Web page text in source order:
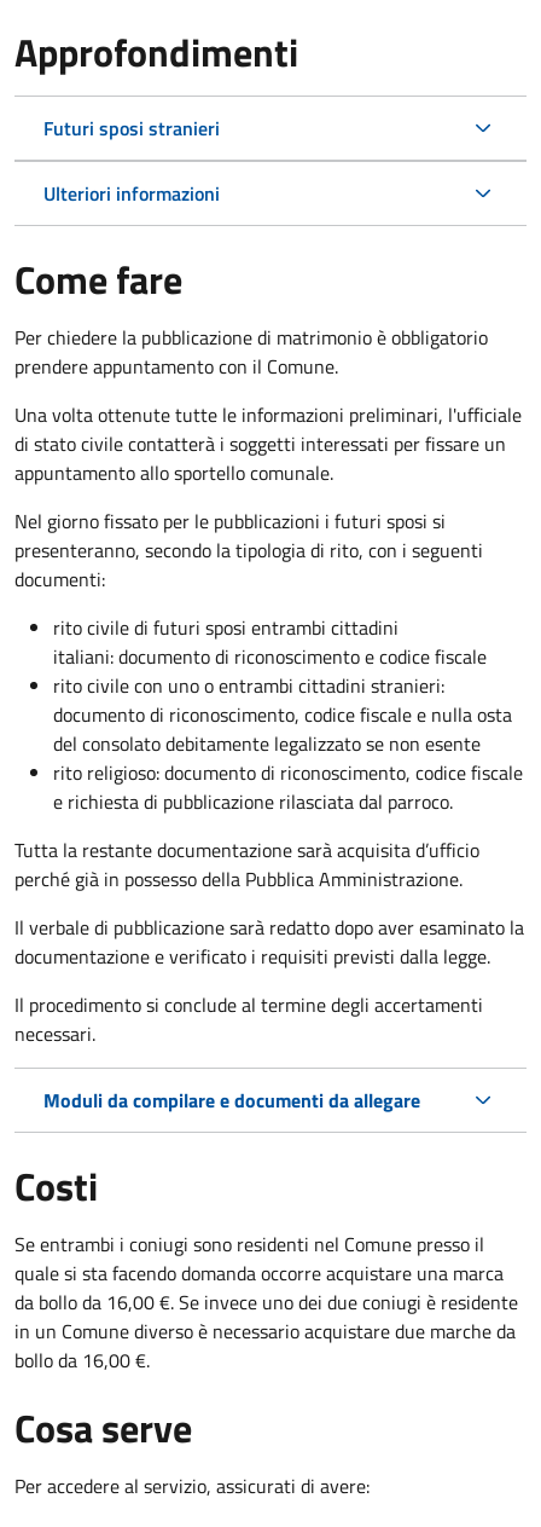
Approfondimenti
Futuri sposi stranieri
Ulteriori informazioni
Come fare
Per chiedere la pubblicazione di matrimonio è obbligatorio
prendere appuntamento con il Comune.
Una volta ottenute tutte le informazioni preliminari, l'ufficiale
di stato civile contatterà i soggetti interessati per fissare un
appuntamento allo sportello comunale.
Nel giorno fissato per le pubblicazioni i futuri sposi si
presenteranno, secondo la tipologia di rito, con i seguenti
documenti:
rito civile di futuri sposi entrambi cittadini
italiani: documento di riconoscimento e codice fiscale
rito civile con uno o entrambi cittadini stranieri:
documento di riconoscimento, codice fiscale e nulla osta
del consolato debitamente legalizzato se non esente
rito religioso: documento di riconoscimento, codice fiscale
e richiesta di pubblicazione rilasciata dal parroco.
Tutta la restante documentazione sarà acquisita d’ufficio
perché già in possesso della Pubblica Amministrazione.
Il verbale di pubblicazione sarà redatto dopo aver esaminato la
documentazione e verificato i requisiti previsti dalla legge.
Il procedimento si conclude al termine degli accertamenti
necessari.
Moduli da compilare e documenti da allegare
Costi
Se entrambi i coniugi sono residenti nel Comune presso il
quale si sta facendo domanda occorre acquistare una marca
da bollo da 16,00 €. Se invece uno dei due coniugi è residente
in un Comune diverso è necessario acquistare due marche da
bollo da 16,00 €.
Cosa serve
Per accedere al servizio, assicurati di avere: